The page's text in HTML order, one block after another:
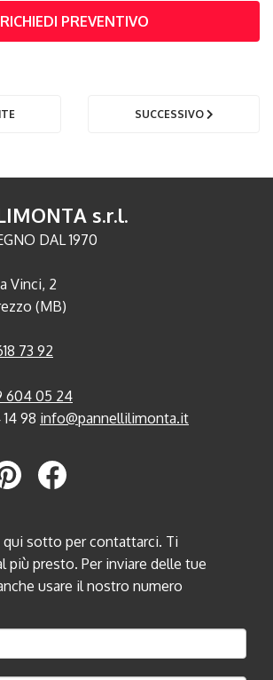
RICHIEDI PREVENTIVO
SUCCESSIVO
s.r.l.
DAL 1970
Vinci, 2
(MB)
73 92
604 05 24
98 info@pannellilimonta.it
sotto per contattarci. Ti
più presto. Per inviare delle tue
usare il nostro numero